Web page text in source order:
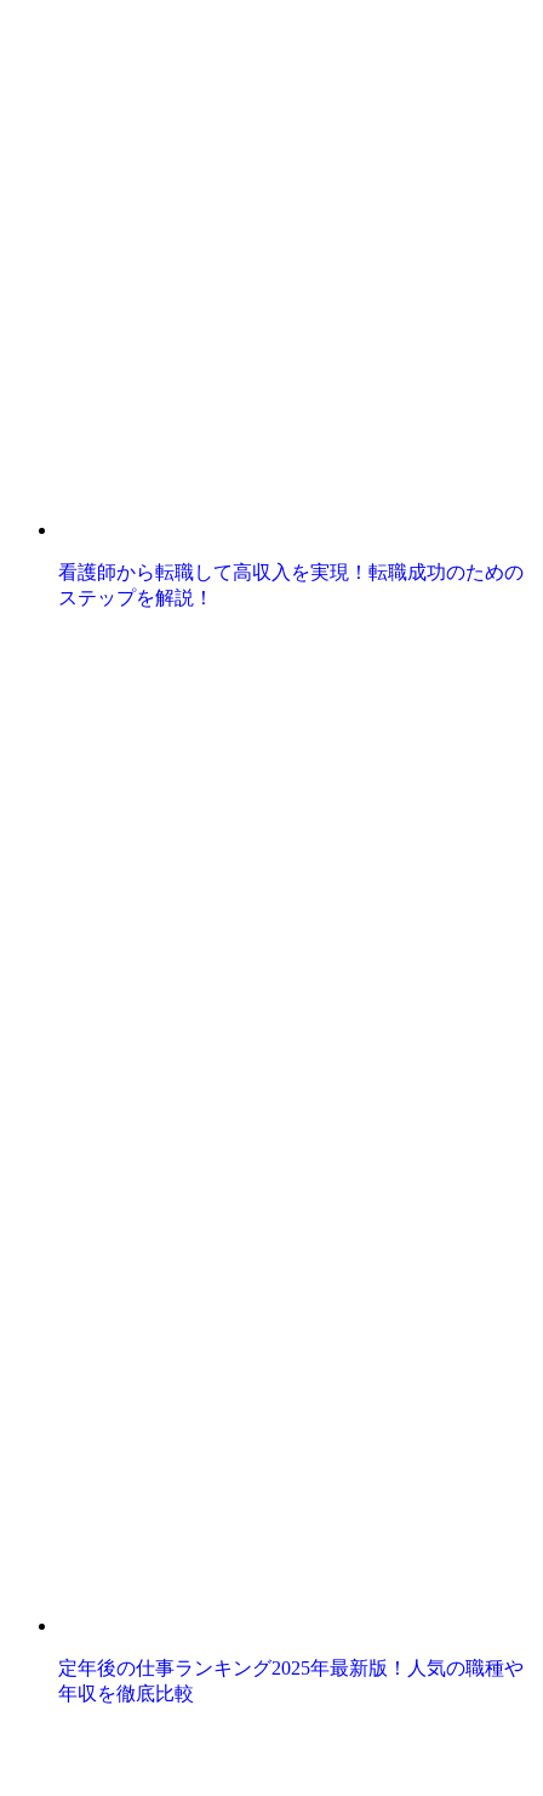
看護師から転職して高収入を実現！転職成功のための
ステップを解説！
定年後の仕事ランキング2025年最新版！人気の職種や
年収を徹底比較